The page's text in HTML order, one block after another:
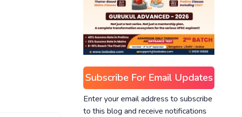
Subscribe For Email Updates
Enter your email address to subscribe
to this blog and receive notifications